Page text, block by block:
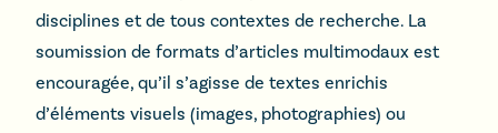
disciplines et de tous contextes de recherche. La
soumission de formats d’articles multimodaux est
encouragée, qu’il s’agisse de textes enrichis
d’éléments visuels (images, photographies) ou